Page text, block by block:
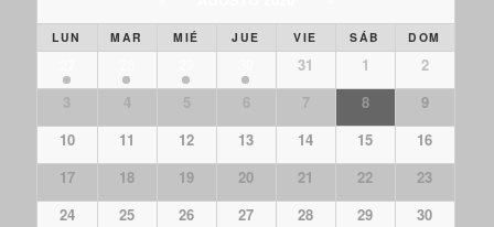
LUN MAR MIÉ JUE VIE SÁB DOM
31 1
2
3
4 5 6 7 8
9
10
11 12 13 14 15
16
17
18 19 20 21 22
23
24
25 26 27 28 29
30